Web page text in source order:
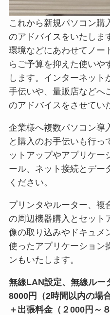
これから新規パソコン購
のアドバイスをいたしま
環境などにあわせてノー
らご予算を抑えた使いや
します。インターネット
手伝いや、量販店などへ
のアドバイスをさせてい
企業様へ複数パソコン導
と購入のお手伝いも行っ
ットアップやアプリケー
ール、ネット接続とデー
ください。
プリンタやルーター、複
の周辺機器購入とセット
像の取り込みやドキュメ
使ったアプリケーション
ンもいたします。
無線LAN設定、無線ルー
8000円（2時間以内の場合
＋出張料金（２000円～８